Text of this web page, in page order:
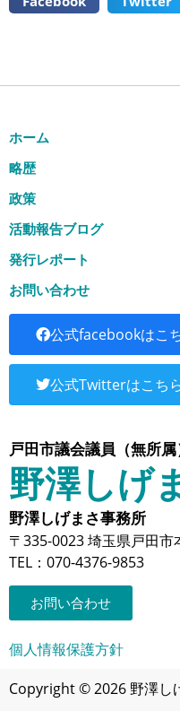
ホーム
略歴
政策
活動報告ブログ
発行レポート
お問い合わせ
公式facebookはこ
公式Twitterはこち
戸田市議会議員（無所属
野澤しげ
野澤しげまさ事務所
〒335-0023 埼玉県戸田市
TEL：070-4376-9853
お問い合わせ
個人情報保護方針
Copyright © 2026 野澤し